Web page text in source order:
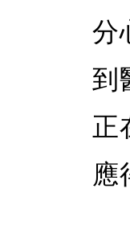
分
到
正
應